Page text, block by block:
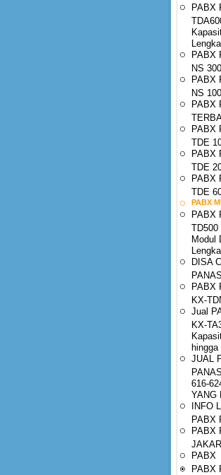
PABX
PABX
NS 300
PABX
NS
PABX
PABX
TDE
PABX
TDE
PABX
TDE
PABX
PABX
TD500
Modul
DISA
PABX
KX-
Jual
KX-
hingga
JUAL
616-
YANG
INFO
PABX
PABX
PABX
PABX